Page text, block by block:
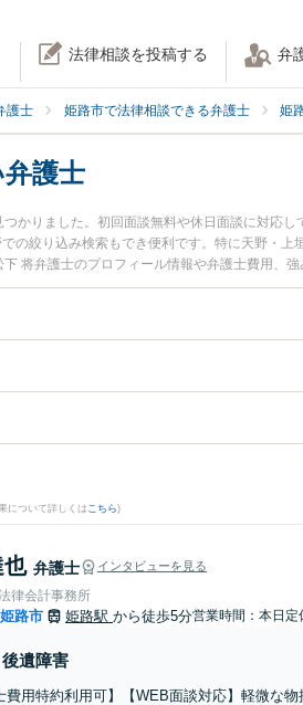
法律相談を投稿する 弁
護士 姫路市で法律相談できる弁護士 姫
護士
かりました。初回面談無料や休日面談に対応
の絞り込み検索もでき便利です。特に天野・
将弁護士のプロフィール情報や弁護士費用、
トラブル解決の実績豊富な近くの弁護士を検
す。
について詳しくは こちら)
也 弁護士 インタビューを見る
律会計事務所
姫路市 姫路駅 から徒歩5分営業時間：本日定
後遺障害
費用特約利用可】【WEB面談対応】軽微な